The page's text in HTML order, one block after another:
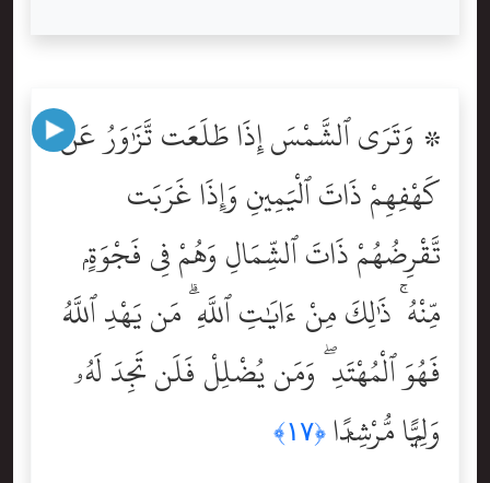
۞ وَتَرَى ٱلشَّمْسَ إِذَا طَلَعَت تَّزَٰوَرُ عَن
كَهْفِهِمْ ذَاتَ ٱلْيَمِينِ وَإِذَا غَرَبَت
تَّقْرِضُهُمْ ذَاتَ ٱلشِّمَالِ وَهُمْ فِى فَجْوَةٍۢ
مِّنْهُ ۚ ذَٰلِكَ مِنْ ءَايَٰتِ ٱللَّهِ ۗ مَن يَهْدِ ٱللَّهُ
فَهُوَ ٱلْمُهْتَدِ ۖ وَمَن يُضْلِلْ فَلَن تَجِدَ لَهُۥ
وَلِيًّۭا مُّرْشِدًۭا ﴿١٧﴾